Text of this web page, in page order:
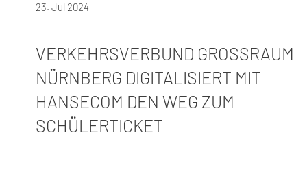
23. Jul 2024
VERKEHRSVERBUND GROSSRAUM N
ÜRNBERG DIGITALISIERT MIT H
ANSECOM DEN WEG ZUM S
CHÜLERTICKET